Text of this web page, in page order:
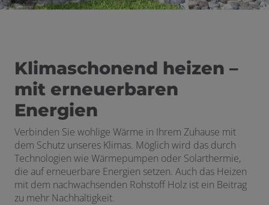
Klimaschonend heizen –
mit erneuerbaren
Energien
Verbinden Sie wohlige Wärme in Ihrem Zuhause mit
dem Schutz unseres Klimas. Möglich wird das durch
Technologien wie Wärmepumpen oder Solarthermie,
die auf erneuerbare Energien setzen. Auch das Heizen
mit dem nachwachsenden Rohstoff Holz ist ein Beitrag
zu mehr Nachhaltigkeit.